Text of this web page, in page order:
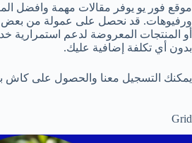
موقع فور يو يوفر مقالات مهمة وافضل
ورفيوهات. قد نحصل على عمولة من بعض
أو المنتجات المعروضة لدعم استمرارية
بدون أي تكلفة إضافية عليك.
يمكنك التسجيل معنا والحصول على كاش
Grid